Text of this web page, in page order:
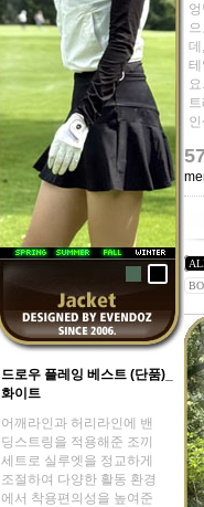
데
드로우 플레잉 베스트 (단품)_
화이트
어깨라인과 허리라인에 밴
딩스트링을 적용해준 조끼
세트로 실루엣을 정교하게
조절하여 다양한 활동 환경
에서 착용편의성을 높여준